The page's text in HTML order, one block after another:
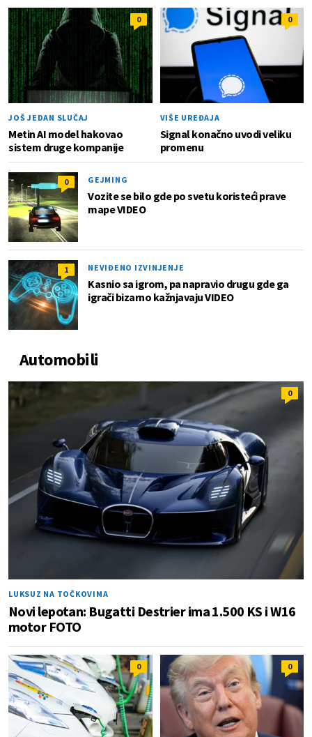
0
JOŠ JEDAN SLUČAJ
Metin AI model hakovao
sistem druge kompanije
0
VIŠE UREĐAJA
Signal konačno uvodi veliku
promenu
0 GEJMING
Vozite se bilo gde po svetu koristeći prave
mape VIDEO
1 NEVIĐENO IZVINJENJE
Kasnio sa igrom, pa napravio drugu gde ga
igrači bizarno kažnjavaju VIDEO
Automobili
0
LUKSUZ NA TOČKOVIMA
Novi lepotan: Bugatti Destrier ima 1.500 KS i W16
motor FOTO
0 0